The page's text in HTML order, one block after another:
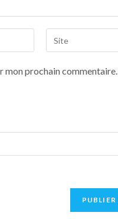
mon prochain commentaire.